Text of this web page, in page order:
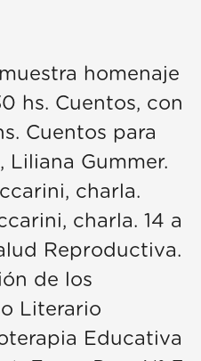
homenaje
hs. Cuentos, con
Cuentos para
Liliana Gummer.
charla.
charla. 14 a
Reproductiva.
de los
Literario
Educativa